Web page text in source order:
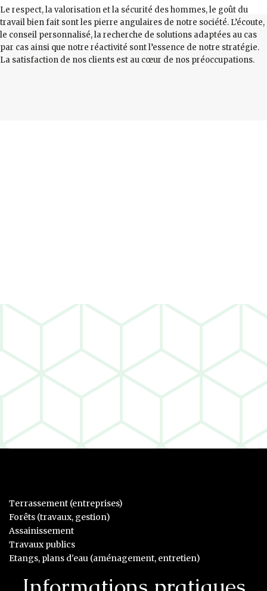
Le respect, la valorisation et la sécurité des hommes, le goût du
travail bien fait sont les pierre angulaires de notre société. L’écoute,
le conseil personnalisé, la recherche de solutions adaptées au cas
par cas ainsi que notre réactivité sont l’essence de notre stratégie.
La satisfaction de nos clients est au cœur de nos préoccupations.
Terrassement (entreprises)
Forêts (travaux, gestion)
Assainissement
Travaux publics
Etangs, plans d'eau (aménagement, entretien)